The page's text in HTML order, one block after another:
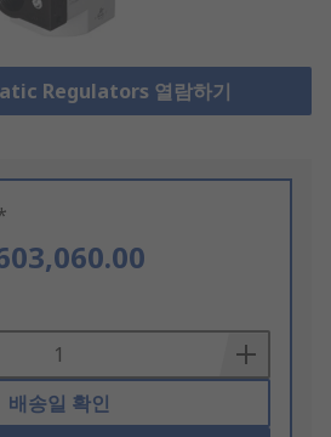
Regulators 열람하기
배송일 확인